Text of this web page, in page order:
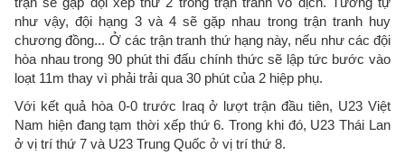
như vậy, đội hạng 3 và 4 sẽ gặp nhau trong trận tranh huy
chương đồng... Ở các trận tranh thứ hạng này, nếu như các đội
hòa nhau trong 90 phút thi đấu chính thức sẽ lập tức bước vào
loạt 11m thay vì phải trải qua 30 phút của 2 hiệp phụ.
Với kết quả hòa 0-0 trước Iraq ở lượt trận đầu tiên, U23 Việt
Nam hiện đang tạm thời xếp thứ 6. Trong khi đó, U23 Thái Lan
ở vị trí thứ 7 và U23 Trung Quốc ở vị trí thứ 8.